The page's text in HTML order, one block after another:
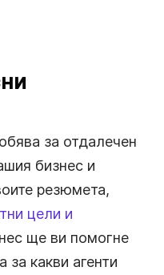
за отдалечен
бизнес и
резюмета,
цели и
ще ви помогне
за какви агенти